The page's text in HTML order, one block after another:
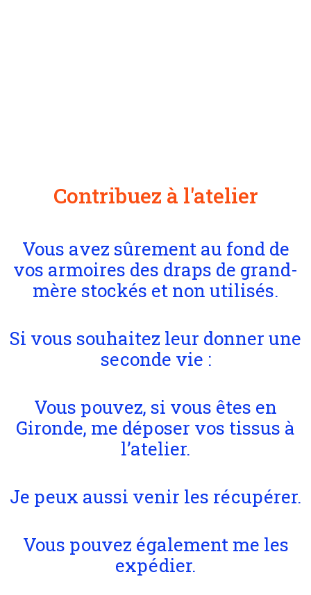
Contribuez à l'atelier
Vous avez sûrement au fond de
vos armoires des draps de grand-
mère stockés et non utilisés.
Si vous souhaitez leur donner une
seconde vie :
Vous pouvez, si vous êtes en
Gironde, me déposer vos tissus à
l’atelier.
Je peux aussi venir les récupérer.
Vous pouvez également me les
expédier.